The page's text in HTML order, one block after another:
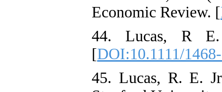
Economic Review. [
44. Lucas, R E.
[DOI:10.1111/
45. Lucas, R. E.